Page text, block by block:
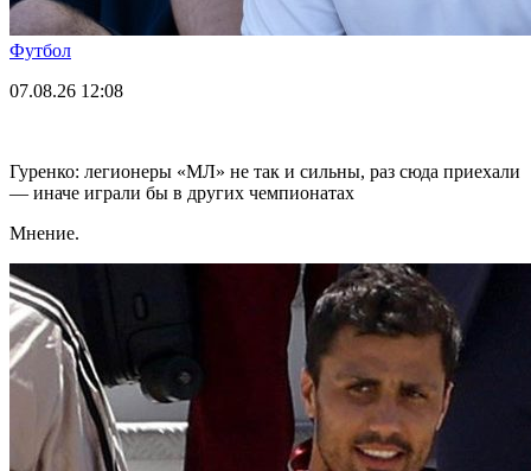
Футбол
07.08.26 12:08
Гуренко: легионеры «МЛ» не так и сильны, раз сюда приехали
— иначе играли бы в других чемпионатах
Мнение.